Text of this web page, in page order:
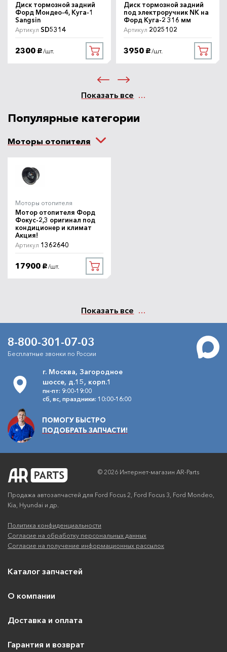
Диск тормозной задний
Форд Мондео-4, Куга-1
Sangsin
Артикул SD5314
2300 руб. /шт.
Диск тормозной задний
под электроручник NK на
Форд Куга-2 316 мм
Артикул 2025102
3950 руб. /шт.
Показать все
Популярные категории
Моторы отопителя
Моторы отопителя
Мотор отопителя Форд
Фокус-2,3 оригинал под
кондиционер и климат
Акция!
Артикул 1362640
17900 руб. /шт.
Показать все
8-800-301-07-03
Бесплатные звонки по России
г. Москва, Загородное
шоссе, д.15, корп.1
пн-пт: 9:00-19:00
сб, вс, праздники: 10:00-16:00
ПОМОГУ БЫСТРО
ПОДОБРАТЬ ЗАПЧАСТИ!
© 2026 Интернет-магазин AR-Parts
Продажа автозапчастей для Ford Focus 2, Ford Focus 3, Ford Mondeo,
Kia, Hyundai и др.
Политика конфиденциальности
Согласие на обработку персональных данных
Согласие на получение информационных рассылок
Каталог запчастей
О компании
Доставка и оплата
Гарантия и возврат